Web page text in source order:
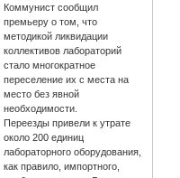
Коммунист сообщил
премьеру о том, что
методикой ликвидации
коллективов лабораторий
стало многократное
переселение их с места на
место без явной
необходимости.
Переезды привели к утрате
около 200 единиц
лабораторного оборудования,
как правило, импортного,